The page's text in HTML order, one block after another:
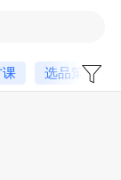
课 选品策略